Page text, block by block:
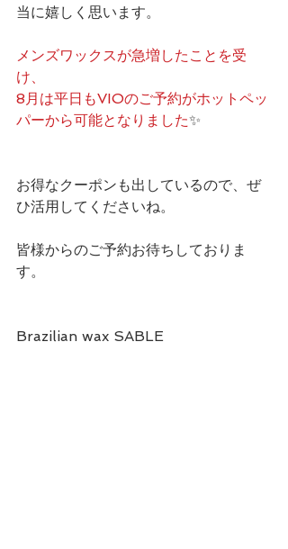
当に嬉しく思います。
メンズワックスが急増したことを受
け、
8月は平日もVIOのご予約がホットペッ
パーから可能となりました✨
お得なクーポンも出しているので、ぜ
ひ活用してくださいね。
皆様からのご予約お待ちしておりま
す。
Brazilian wax SABLE